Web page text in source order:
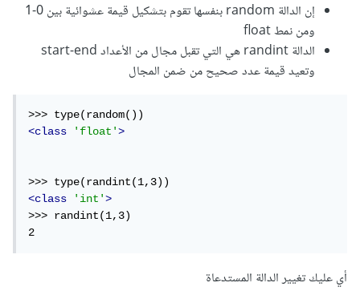
إن الدالة random بنفسها تقوم بتشكيل قيمة عشوائية بين 0-1
ومن نمط float
الدالة randint هي التي تقبل مجال من الأعداد start-end
وتعيد قيمة عدد صحيح من ضمن المجال
<class
'float'>
<class
'int'>
>>> randint(1,3)
2
أي عليك تغيير الدالة المستدعاة